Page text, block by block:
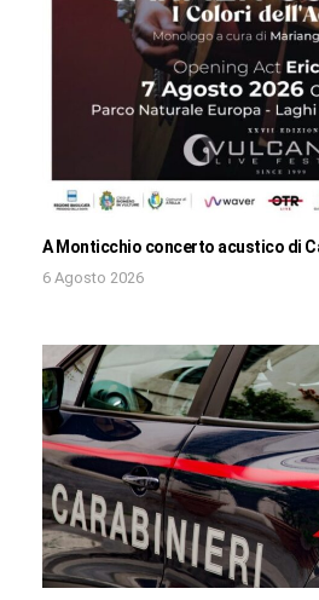
A Monticchio concerto acustico di
6 Agosto 2026